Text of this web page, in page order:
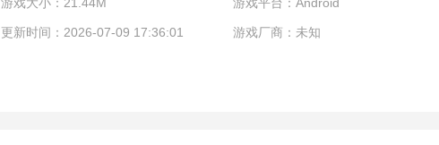
更新时间：2026-07-09 17:36:01 游戏厂商：未知